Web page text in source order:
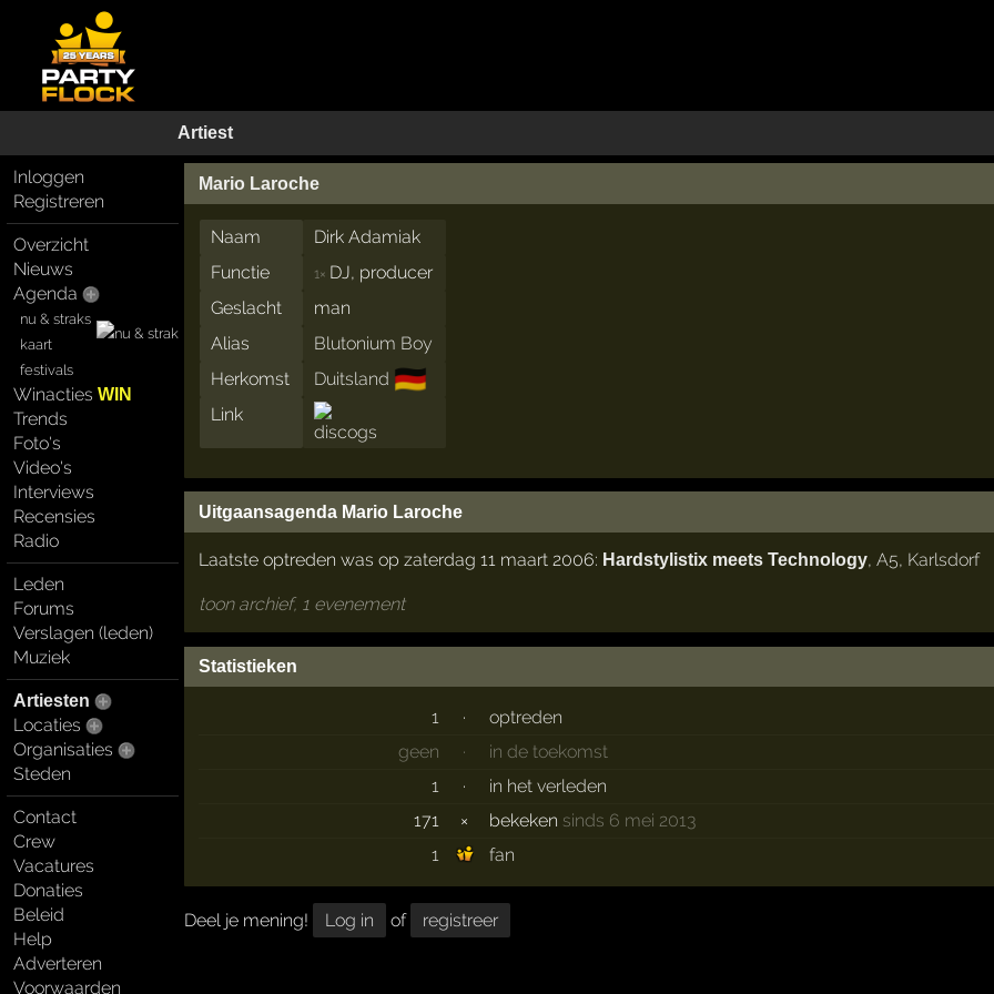
Artiest
Inloggen
Registreren
Overzicht
Nieuws
Agenda
nu & straks
kaart
festivals
WinactiesWIN
Trends
Foto's
Video's
Interviews
Recensies
Radio
Leden
Forums
Verslagen (leden)
Muziek
Artiesten
Locaties
Organisaties
Steden
Contact
Crew
Vacatures
Donaties
Beleid
Help
Adverteren
Voorwaarden
Mario Laroche
Naam
Dirk Adamiak
Functie
1× DJ, producer
Geslacht
man
Alias
Blutonium Boy
Herkomst
Duitsland 🇩🇪
Link
Uitgaansagenda Mario Laroche
Laatste optreden was op zaterdag 11 maart 2006: Hardstylistix meets Technology, A5, Karlsdorf
toon archief, 1 evenement
Statistieken
1 ·
optreden
geen
·
in de toekomst
1
·
in het verleden
171
× bekeken sinds 6 mei 2013
1
fan
Deel je mening! Log in of registreer